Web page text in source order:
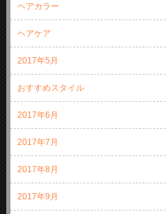
ヘアカラー
ヘアケア
2017年5月
おすすめスタイル
2017年6月
2017年7月
2017年8月
2017年9月